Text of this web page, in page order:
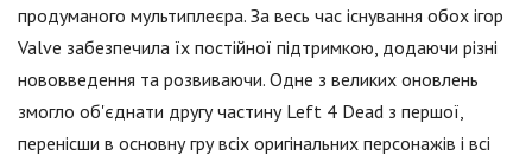
продуманого мультиплеєра. За весь час існування обох ігор
Valve забезпечила їх постійної підтримкою, додаючи різні
нововведення та розвиваючи. Одне з великих оновлень
змогло об'єднати другу частину Left 4 Dead з першої,
перенісши в основну гру всіх оригінальних персонажів і всі